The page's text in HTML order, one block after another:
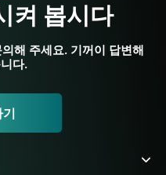
켜 봅시다
해 주세요. 기꺼이 답변해
다.